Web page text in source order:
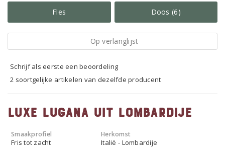
Fles Doos (6)
Op verlanglijst
Schrijf als eerste een beoordeling
2 soortgelijke artikelen van dezelfde producent
Luxe Lugana uit Lombardije
Smaakprofiel
Fris tot zacht
Herkomst
Italië - Lombardije